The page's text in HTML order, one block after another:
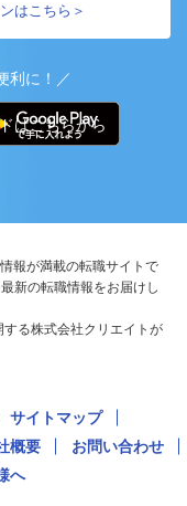
はこちら＞
利に！／
はこちらから
報が満載の転職サイトで
新の転職情報をお届けし
る株式会社クリエイトが
サイトマップ
概要
お問い合わせ
へ